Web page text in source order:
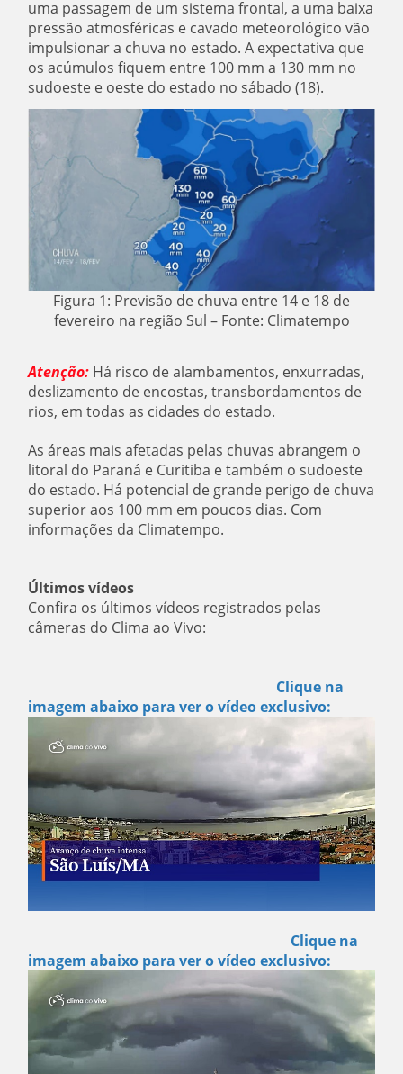
uma passagem de um sistema frontal, a uma baixa
pressão atmosféricas e cavado meteorológico vão
impulsionar a chuva no estado. A expectativa que
os acúmulos fiquem entre 100 mm a 130 mm no
sudoeste e oeste do estado no sábado (18).
Figura 1: Previsão de chuva entre 14 e 18 de
fevereiro na região Sul – Fonte: Climatempo
Atenção: Há risco de alambamentos, enxurradas,
deslizamento de encostas, transbordamentos de
rios, em todas as cidades do estado.
As áreas mais afetadas pelas chuvas abrangem o
litoral do Paraná e Curitiba e também o sudoeste
do estado. Há potencial de grande perigo de chuva
superior aos 100 mm em poucos dias. Com
informações da Climatempo.
Últimos vídeos
Confira os últimos vídeos registrados pelas
câmeras do Clima ao Vivo:
Clique na
imagem abaixo para ver o vídeo exclusivo:
Clique na
imagem abaixo para ver o vídeo exclusivo: